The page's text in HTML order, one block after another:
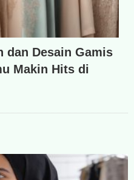
dan Desain Gamis
Makin Hits di